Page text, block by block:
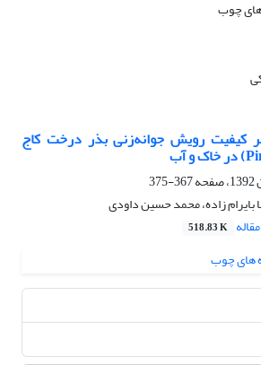
بر کیفیت رویش جوانه‌زنی بذر درخت کاج
367-375
بایرام زاده، محمد حسین داودی
518.83 K